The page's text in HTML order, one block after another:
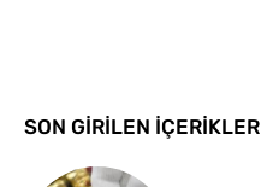
SON GİRİLEN İÇERİKLER